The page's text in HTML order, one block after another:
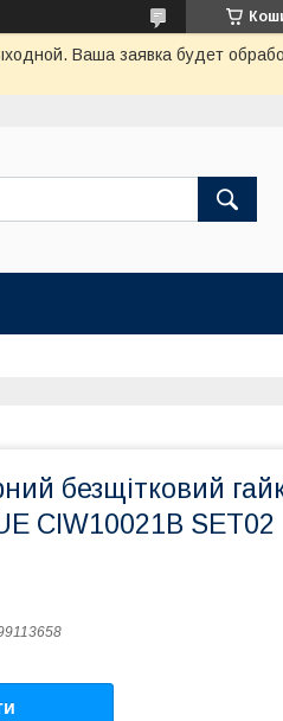
Ваша заявка будет
безщітковий
CIW10021B SET02